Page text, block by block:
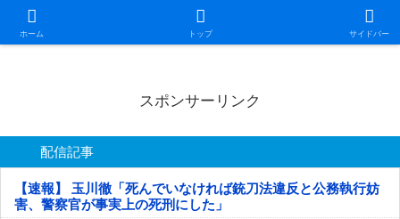
ホーム トップ サイドバー
日本第一！ニュース録
スポンサーリンク
配信記事
【速報】 玉川徹「死んでいなければ銃刀法違反と公務執行妨
害、警察官が事実上の死刑にした」